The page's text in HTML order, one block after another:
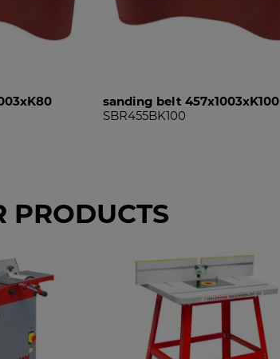
sanding belt 457x1003xK100
SBR455BK100
PRODUCTS